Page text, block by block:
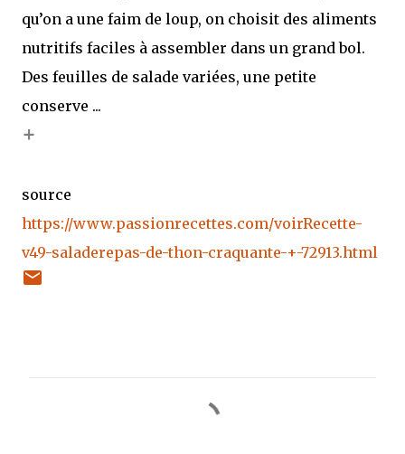
qu’on a une faim de loup, on choisit des aliments
nutritifs faciles à assembler dans un grand bol.
Des feuilles de salade variées, une petite
conserve ...
+
source
https://www.passionrecettes.com/voirRecette-
v49-saladerepas-de-thon-craquante-+-72913.html